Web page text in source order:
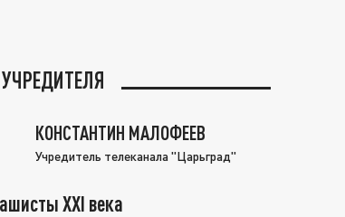
КОНСТАНТИН МАЛОФЕЕВ
Учредитель телеканала "Царьград"
XXI века